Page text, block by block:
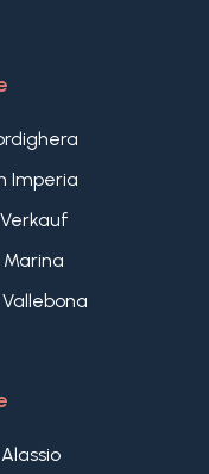
Imperia
Marina